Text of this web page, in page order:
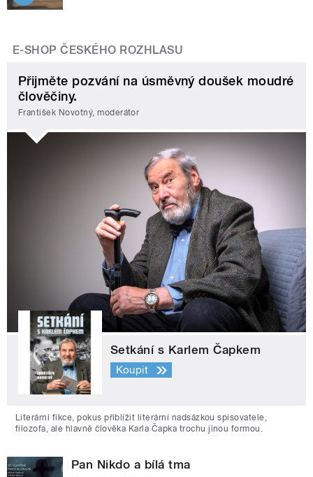
E-SHOP ČESKÉHO ROZHLASU
Přijměte pozvání na úsměvný doušek moudré
člověčiny.
František Novotný, moderátor
Setkání s Karlem Čapkem
Koupit
Literární fikce, pokus přiblížit literární nadsázkou spisovatele,
filozofa, ale hlavně člověka Karla Čapka trochu jinou formou.
Pan Nikdo a bílá tma